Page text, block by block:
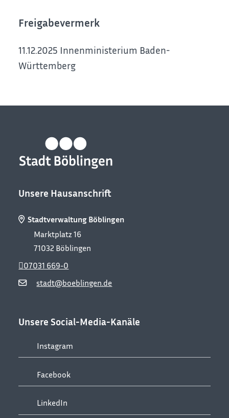
Freigabevermerk
11.12.2025 Innenministerium Baden-
Württemberg
Unsere Hausanschrift
Stadtverwaltung Böblingen
Marktplatz 16
71032 Böblingen
stadt@boeblingen.de
07031 669-0
Unsere Social-Media-Kanäle
Instagram
Facebook
LinkedIn